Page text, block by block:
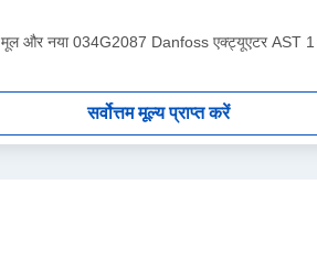
मूल और नया 034G2087 Danfoss एक्ट्यूएटर AST 1
सर्वोत्तम मूल्य प्राप्त करें